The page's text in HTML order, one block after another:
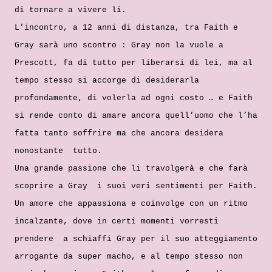
di tornare a vivere li.
L’incontro, a 12 anni di distanza, tra Faith e
Gray sarà uno scontro : Gray non la vuole a
Prescott, fa di tutto per liberarsi di lei, ma al
tempo stesso si accorge di desiderarla
profondamente, di volerla ad ogni costo … e Faith
si rende conto di amare ancora quell’uomo che l’ha
fatta tanto soffrire ma che ancora desidera
nonostante tutto.
Una grande passione che li travolgerà e che farà
scoprire a Gray i suoi veri sentimenti per Faith.
Un amore che appassiona e coinvolge con un ritmo
incalzante, dove in certi momenti vorresti
prendere a schiaffi Gray per il suo atteggiamento
arrogante da super macho, e al tempo stesso non